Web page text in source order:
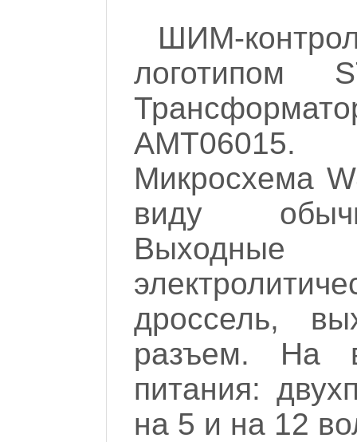
ШИМ-
логотипом
AMT06015.
Микросхема
виду
дроссель,
разъем. На
питания:
на 5 и на 12